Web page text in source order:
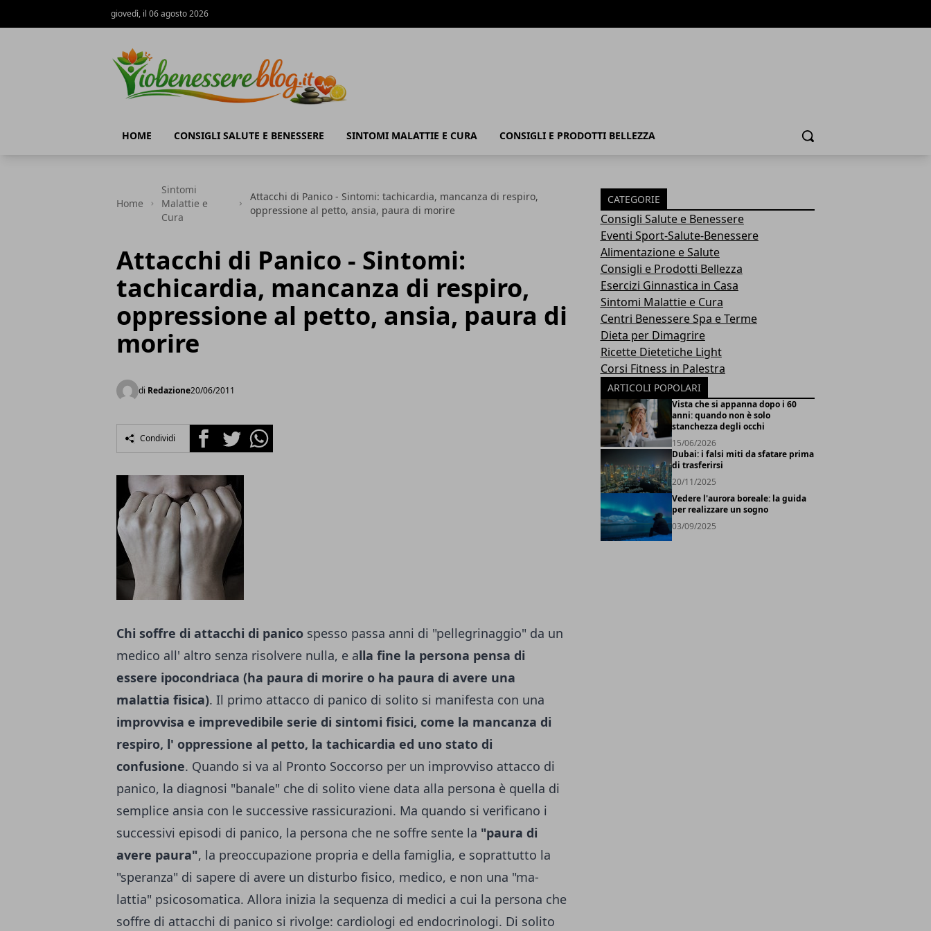
giovedì, il 06 agosto 2026
HOME CONSIGLI SALUTE E BENESSERE SINTOMI MALATTIE E CURA CONSIGLI E PRODOTTI BELLEZZA Cerca
Home
Sintomi
Malattie e
Cura
Attacchi di Panico - Sintomi: tachicardia, mancanza di respiro,
oppressione al petto, ansia, paura di morire
Attacchi di Panico - Sintomi:
tachicardia, mancanza di respiro,
oppressione al petto, ansia, paura di
morire
di Redazione20/06/2011
Condividi FacebookTwitterWhatsapp
Chi soffre di attacchi di panico spesso passa anni di "pellegrinaggio" da un
medico all' altro senza risolvere nulla, e alla fine la persona pensa di
essere ipo­condriaca (ha paura di morire o ha paura di avere una
malattia fisica). Il primo attacco di panico di solito si manifesta con una
improv­visa e imprevedibile serie di sintomi fisici, come la mancanza di
respiro, l' oppressione al petto, la tachicardia ed uno stato di
confusione. Quando si va al Pronto Soccorso per un improvviso attacco di
panico, la diagnosi "ba­nale" che di solito viene data alla persona è quella di
semplice ansia con le successive rassicurazioni. Ma quando si verificano i
successivi episodi di panico, la persona che ne soffre sente la "pau­ra di
avere paura", la preoccupazione propria e della famiglia, e soprat­tutto la
"speranza" di sapere di avere un di­sturbo fisico, medico, e non una "ma­
lattia" psicosomatica. Allora inizia la sequenza di medici a cui la persona che
soffre di attacchi di panico si rivolge: cardiologi ed endocrinologi. Di solito
CATEGORIE
Consigli Salute e Benessere
Eventi Sport-Salute-Benessere
Alimentazione e Salute
Consigli e Prodotti Bellezza
Esercizi Ginnastica in Casa
Sintomi Malattie e Cura
Centri Benessere Spa e Terme
Dieta per Dimagrire
Ricette Dietetiche Light
Corsi Fitness in Palestra
ARTICOLI POPOLARI
Vista che si appanna dopo i 60
anni: quando non è solo
stanchezza degli occhi
15/06/2026
Dubai: i falsi miti da sfatare prima
di trasferirsi
20/11/2025
Vedere l'aurora boreale: la guida
per realizzare un sogno
03/09/2025